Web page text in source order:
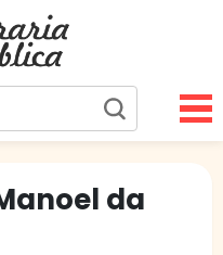
Virtual Gratuita
da